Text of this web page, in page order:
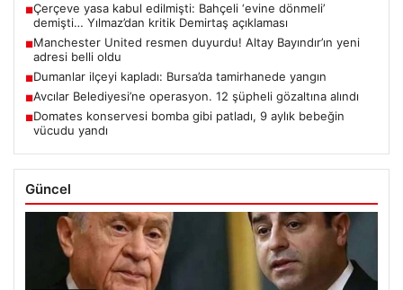
■Çerçeve yasa kabul edilmişti: Bahçeli ‘evine dönmeli’
demişti… Yılmaz’dan kritik Demirtaş açıklaması
■Manchester United resmen duyurdu! Altay Bayındır’ın yeni
adresi belli oldu
■Dumanlar ilçeyi kapladı: Bursa’da tamirhanede yangın
■Avcılar Belediyesi’ne operasyon. 12 şüpheli gözaltına alındı
■Domates konservesi bomba gibi patladı, 9 aylık bebeğin
vücudu yandı
Güncel